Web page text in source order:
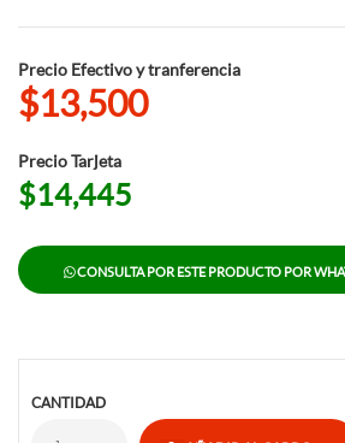
Precio Efectivo y tranferencia
$13,500
Precio Tarjeta
$14,445
CONSULTA POR ESTE PRODUCTO POR
CANTIDAD